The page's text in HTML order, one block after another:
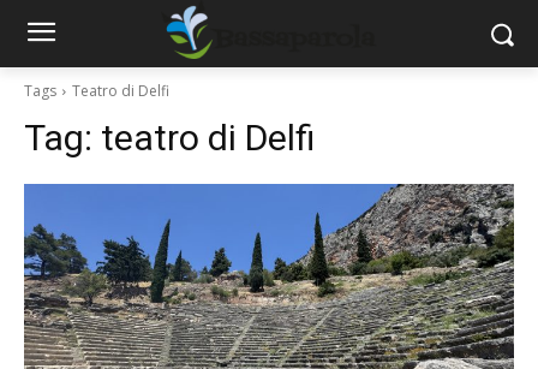
Tags Teatro di Delfi
Tag: teatro di Delfi